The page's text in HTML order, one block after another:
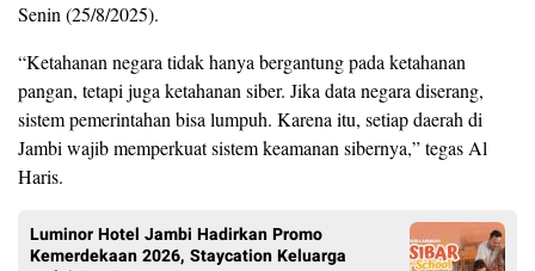
Senin (25/8/2025).
“Ketahanan negara tidak hanya bergantung pada ketahanan
pangan, tetapi juga ketahanan siber. Jika data negara diserang,
sistem pemerintahan bisa lumpuh. Karena itu, setiap daerah di
Jambi wajib memperkuat sistem keamanan sibernya,” tegas Al
Haris.
Luminor Hotel Jambi Hadirkan Promo
Kemerdekaan 2026, Staycation Keluarga